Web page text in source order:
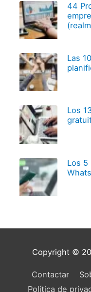
44
Las
Los
Los 5
Copyright ©
Contactar
Política de